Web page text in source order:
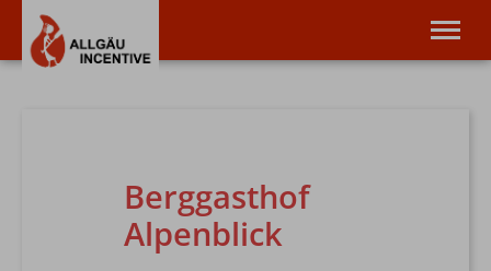
08321 619 465
Berggasthof
Alpenblick